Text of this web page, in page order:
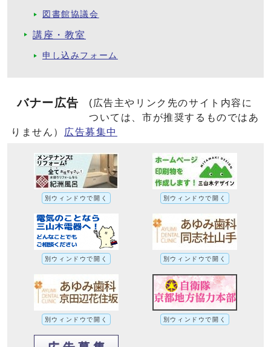
図書館協議会
講座・教室
申し込みフォーム
バナー広告
(広告主やリンク先のサイト内容に
ついては、市が推奨するものではあ
りません）
広告募集中
別ウィンドウで開く 別ウィンドウで開く
別ウィンドウで開く 別ウィンドウで開く
別ウィンドウで開く 別ウィンドウで開く